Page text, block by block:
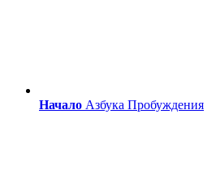
Начало Азбука Пробуждения